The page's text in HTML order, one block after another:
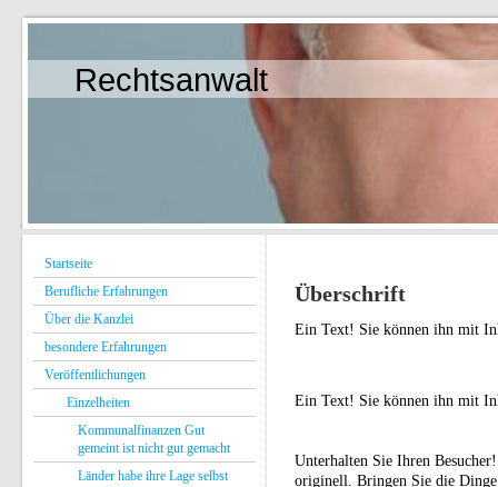
Rechtsanwalt
Startseite
Berufliche Erfahrungen
Über die Kanzlei
besondere Erfahrungen
Veröffentlichungen
Einzelheiten
Kommunalfinanzen Gut
gemeint ist nicht gut gemacht
Länder habe ihre Lage selbst
Überschrift
Ein Text! Sie können ihn mit
Ein Text! Sie können ihn mit
Unterhalten Sie Ihren
originell. Bringen Sie die Dinge